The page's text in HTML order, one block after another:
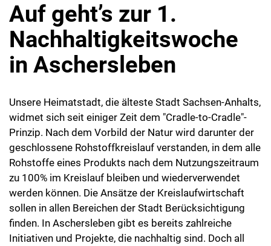
Auf geht’s zur 1.
Nachhaltigkeitswoche
in Aschersleben
Unsere Heimatstadt, die älteste Stadt Sachsen-Anhalts,
widmet sich seit einiger Zeit dem "Cradle-to-Cradle"-
Prinzip. Nach dem Vorbild der Natur wird darunter der
geschlossene Rohstoffkreislauf verstanden, in dem alle
Rohstoffe eines Produkts nach dem Nutzungszeitraum
zu 100% im Kreislauf bleiben und wiederverwendet
werden können. Die Ansätze der Kreislaufwirtschaft
sollen in allen Bereichen der Stadt Berücksichtigung
finden. In Aschersleben gibt es bereits zahlreiche
Initiativen und Projekte, die nachhaltig sind. Doch all